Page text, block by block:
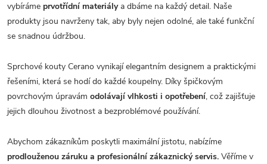
vybíráme prvotřídní materiálya dbáme na každý detail. Naše
produkty jsou navrženy tak, aby byly nejen odolné, ale také funkční
se snadnou údržbou.
Sprchové kouty Cerano vynikají elegantním designem a praktickými
řešeními, která se hodí do každé koupelny. Díky špičkovým
povrchovým úpravám odolávají vlhkosti i opotřebení, což zajišťuje
jejich dlouhou životnost a bezproblémové používání.
Abychom zákazníkům poskytli maximální jistotu, nabízíme
prodlouženou záruku a profesionální zákaznický servis. Věříme v